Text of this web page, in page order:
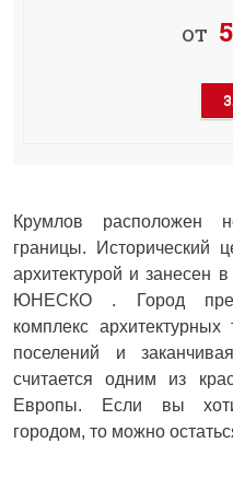
от
Крумлов расположен
границы. Исторический
архитектурой и занесен
ЮНЕСКО . Город
комплекс
поселений и
считается одним из
Европы. Если вы
городом, то можно